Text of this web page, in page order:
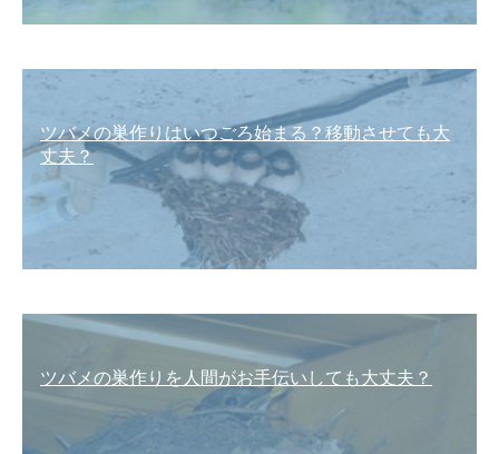
ツバメの巣作りはいつごろ始まる？移動させても大
丈夫？
ツバメの巣作りを人間がお手伝いしても大丈夫？